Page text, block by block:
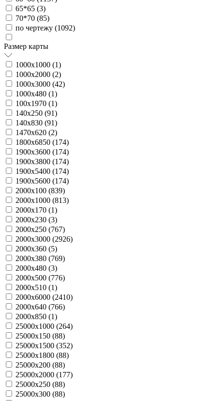
65*65 (3)
70*70 (85)
по чертежу (1092)
Размер карты
1000х1000 (1)
1000х2000 (2)
1000х3000 (42)
1000х480 (1)
100х1970 (1)
140х250 (91)
140х830 (91)
1470х620 (2)
1800х6850 (174)
1900х3600 (174)
1900х3800 (174)
1900х5400 (174)
1900х5600 (174)
2000х100 (839)
2000х1000 (813)
2000х170 (1)
2000х230 (3)
2000х250 (767)
2000х3000 (2926)
2000х360 (5)
2000х380 (769)
2000х480 (3)
2000х500 (776)
2000х510 (1)
2000х6000 (2410)
2000х640 (766)
2000х850 (1)
25000х1000 (264)
25000х150 (88)
25000х1500 (352)
25000х1800 (88)
25000х200 (88)
25000х2000 (177)
25000х250 (88)
25000х300 (88)